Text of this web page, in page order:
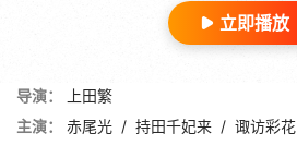
立即播放
导演：
上田繁
主演：
赤尾光 / 持田千妃来 / 诹访彩花